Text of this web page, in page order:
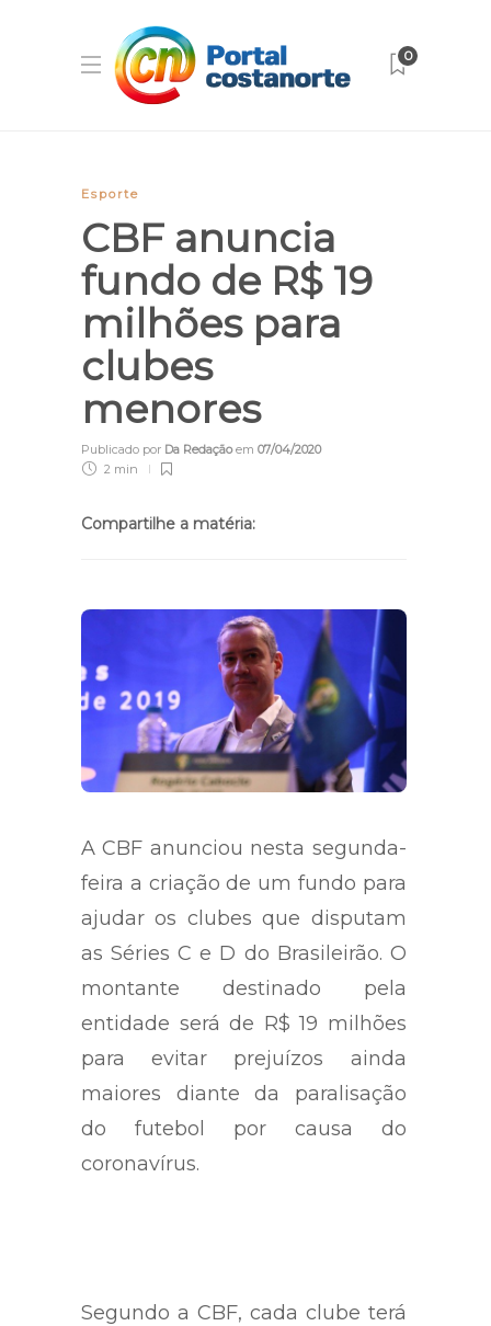
0
Esporte
CBF anuncia
fundo de R$ 19
milhões para
clubes
menores
Publicado por Da Redaçãoem 07/04/2020
2 min
Compartilhe a matéria:
A CBF anunciou nesta segunda-
feira a criação de um fundo para
ajudar os clubes que disputam
as Séries C e D do Brasileirão. O
montante destinado pela
entidade será de R$ 19 milhões
para evitar prejuízos ainda
maiores diante da paralisação
do futebol por causa do
coronavírus.
Segundo a CBF, cada clube terá